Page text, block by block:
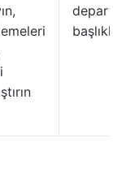
başlıkları